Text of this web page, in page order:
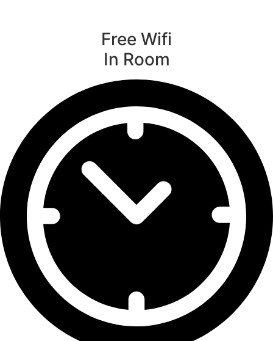
Free Wifi
In Room